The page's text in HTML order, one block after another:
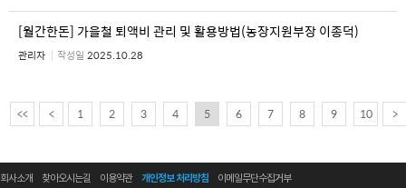
[월간한돈] 가을철 퇴액비 관리 및 활용방법(농장지원부장 이종덕)
관리자 작성일 2025.10.28
<< < 1 2 3 4 5 6 7 8 9 10 >
회사소개 찾아오시는길 이용약관 개인정보 처리방침 이메일무단수집거부